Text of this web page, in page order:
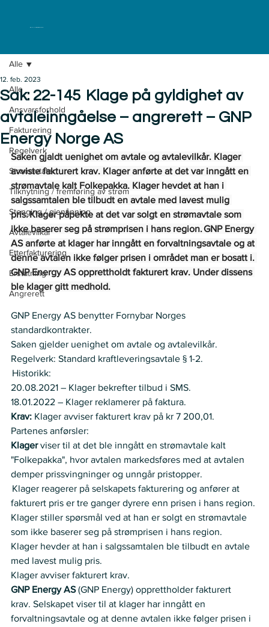
ELKLAGENEMNDA
Alle
Ansvarsforhold
Fakturering
Regelverk
Strømavtaler
Tilknytning / fremføring av strøm
Stenging / gjenåpning
Avtalevilkår
Etterfakturering
Erstatning
Angrerett
Alle
Sak: 22-145 Klage på gyldighet av
avtaleinngåelse – angrerett – GNP
Energy Norge AS
12. feb. 2023
Saken gjaldt uenighet om avtale og avtalevilkår. Klager
avviste fakturert krav. Klager anførte at det var inngått en
strømavtale kalt Folkepakka. Klager hevdet at han i
salgssamtalen ble tilbudt en avtale med lavest mulig
pris. Klager påpekte at det var solgt en strømavtale som
ikke baserer seg på strømprisen i hans region. GNP Energy
AS anførte at klager har inngått en forvaltningsavtale og at
denne avtalen ikke følger prisen i området man er bosatt i.
GNP Energy AS opprettholdt fakturert krav. Under dissens
ble klager gitt medhold.
GNP Energy AS benytter Fornybar Norges
standardkontrakter.
Saken gjelder uenighet om avtale og avtalevilkår.
Regelverk: Standard kraftleveringsavtale § 1-2.
Historikk:
20.08.2021 – Klager bekrefter tilbud i SMS.
18.01.2022 – Klager reklamerer på faktura.
Krav: Klager avviser fakturert krav på kr 7 200,01.
Partenes anførsler:
Klager viser til at det ble inngått en strømavtale kalt
"Folkepakka", hvor avtalen markedsføres med at avtalen
demper prissvingninger og unngår pristopper.
Klager reagerer på selskapets fakturering og anfører at
fakturert pris er tre ganger dyrere enn prisen i hans region.
Klager stiller spørsmål ved at han er solgt en strømavtale
som ikke baserer seg på strømprisen i hans region.
Klager hevder at han i salgssamtalen ble tilbudt en avtale
med lavest mulig pris.
Klager avviser fakturert krav.
GNP Energy AS (GNP Energy) opprettholder fakturert
krav.  Selskapet viser til at klager har inngått en
forvaltningsavtale og at denne avtalen ikke følger prisen i